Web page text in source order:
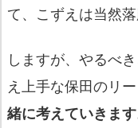
て、こずえは当然落
しますが、やるべ
え上手な保田のリー
緒に考えていきます